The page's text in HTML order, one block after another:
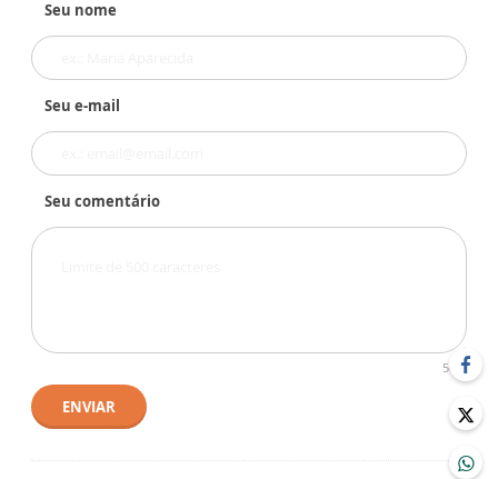
Seu nome
Seu e-mail
Seu comentário
500
ENVIAR